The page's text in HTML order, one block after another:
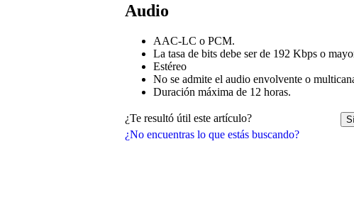
¿No encuentras lo que estás buscando?
Audio
AAC-LC o PCM.
La tasa de bits debe ser de 192 Kbps o
Estéreo
No se admite el audio envolvente o
Duración máxima de 12 horas.
¿Te resultó útil este artículo?